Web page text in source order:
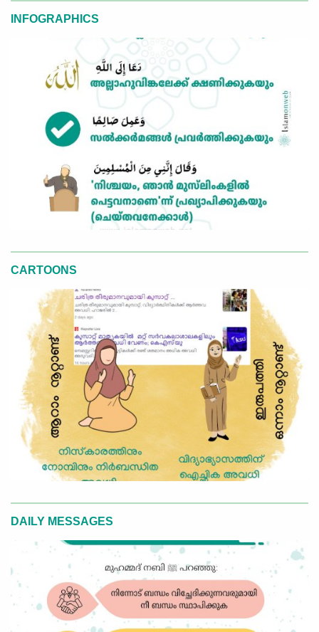
INFOGRAPHICS
CARTOONS
DAILY MESSAGES